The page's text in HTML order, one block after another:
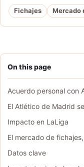
On this page
Acuerdo personal con
El Atlético de Madrid
Impacto en LaLiga
El mercado de
Datos clave
Fichajes Mercado